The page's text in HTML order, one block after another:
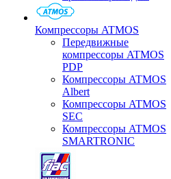
Компрессоры ATMOS
Передвижные
компрессоры ATMOS
PDP
Компрессоры ATMOS
Albert
Компрессоры ATMOS
SEC
Компрессоры ATMOS
SMARTRONIC